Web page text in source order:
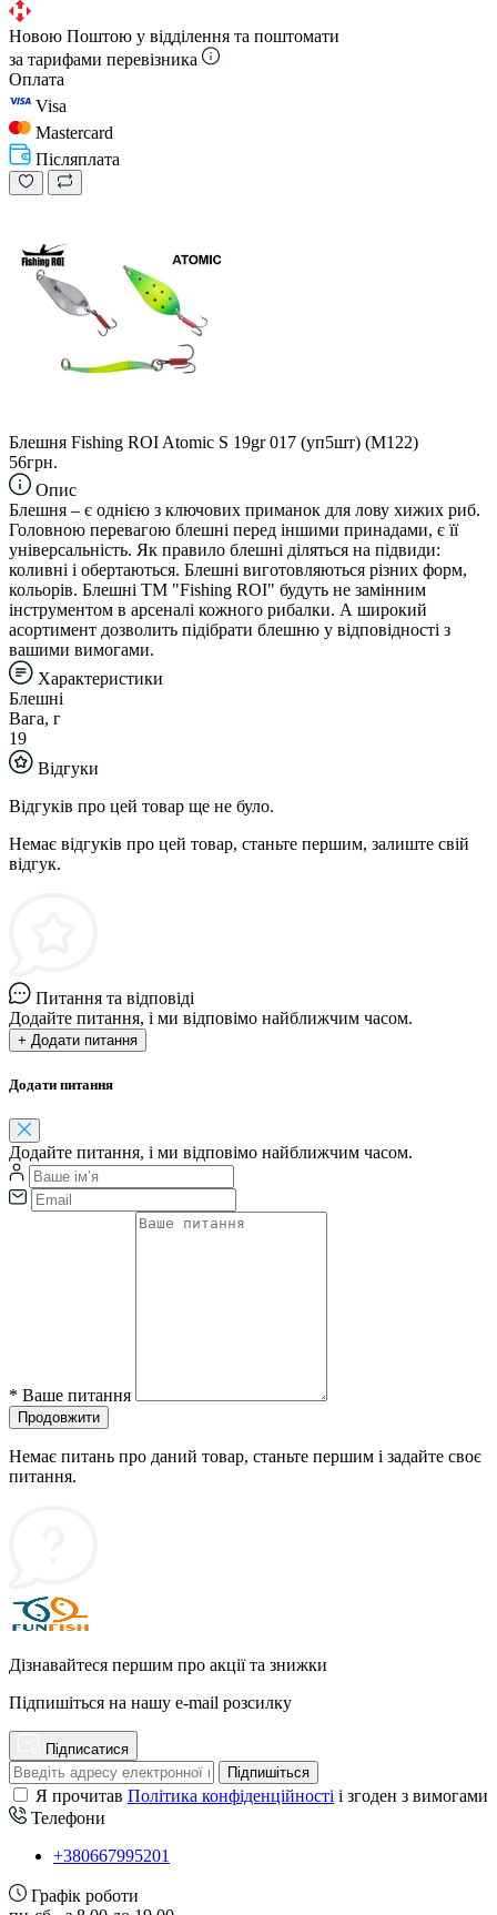
Новою Поштою у відділення та поштомати
за тарифами перевізника
Оплата
Visa
Mastercard
Післяплата
Блешня Fishing ROI Atomic S 19gr 017 (уп5шт) (M122)
56грн.
Опис
Блешня – є однією з ключових приманок для лову хижих риб.
Головною перевагою блешні перед іншими принадами, є її
універсальність. Як правило блешні діляться на підвиди:
коливні і обертаються. Блешні виготовляються різних форм,
кольорів. Блешні TM "Fishing ROI" будуть не замінним
інструментом в арсеналі кожного рибалки. А широкий
асортимент дозволить підібрати блешню у відповідності з
вашими вимогами.
Характеристики
Блешні
Вага, г
19
Відгуки
Відгуків про цей товар ще не було.
Немає відгуків про цей товар, станьте першим, залиште свій
відгук.
Питання та відповіді
Додайте питання, і ми відповімо найближчим часом.
+ Додати питання
Додати питання
Додайте питання, і ми відповімо найближчим часом.
* Ваше питання
Продовжити
Немає питань про даний товар, станьте першим і задайте своє
питання.
Дізнавайтеся першим про акції та знижки
Підпишіться на нашу e-mail розсилку
Підписатися
Підпишіться
Я прочитав Політика конфіденційності і згоден з вимогами
Телефони
+380667995201
Графік роботи